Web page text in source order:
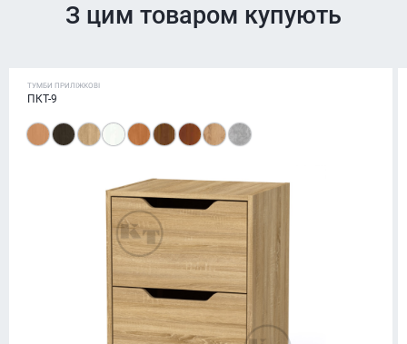
З цим товаром купують
ТУМБИ ПРИЛІЖКОВІ
ПКТ-9